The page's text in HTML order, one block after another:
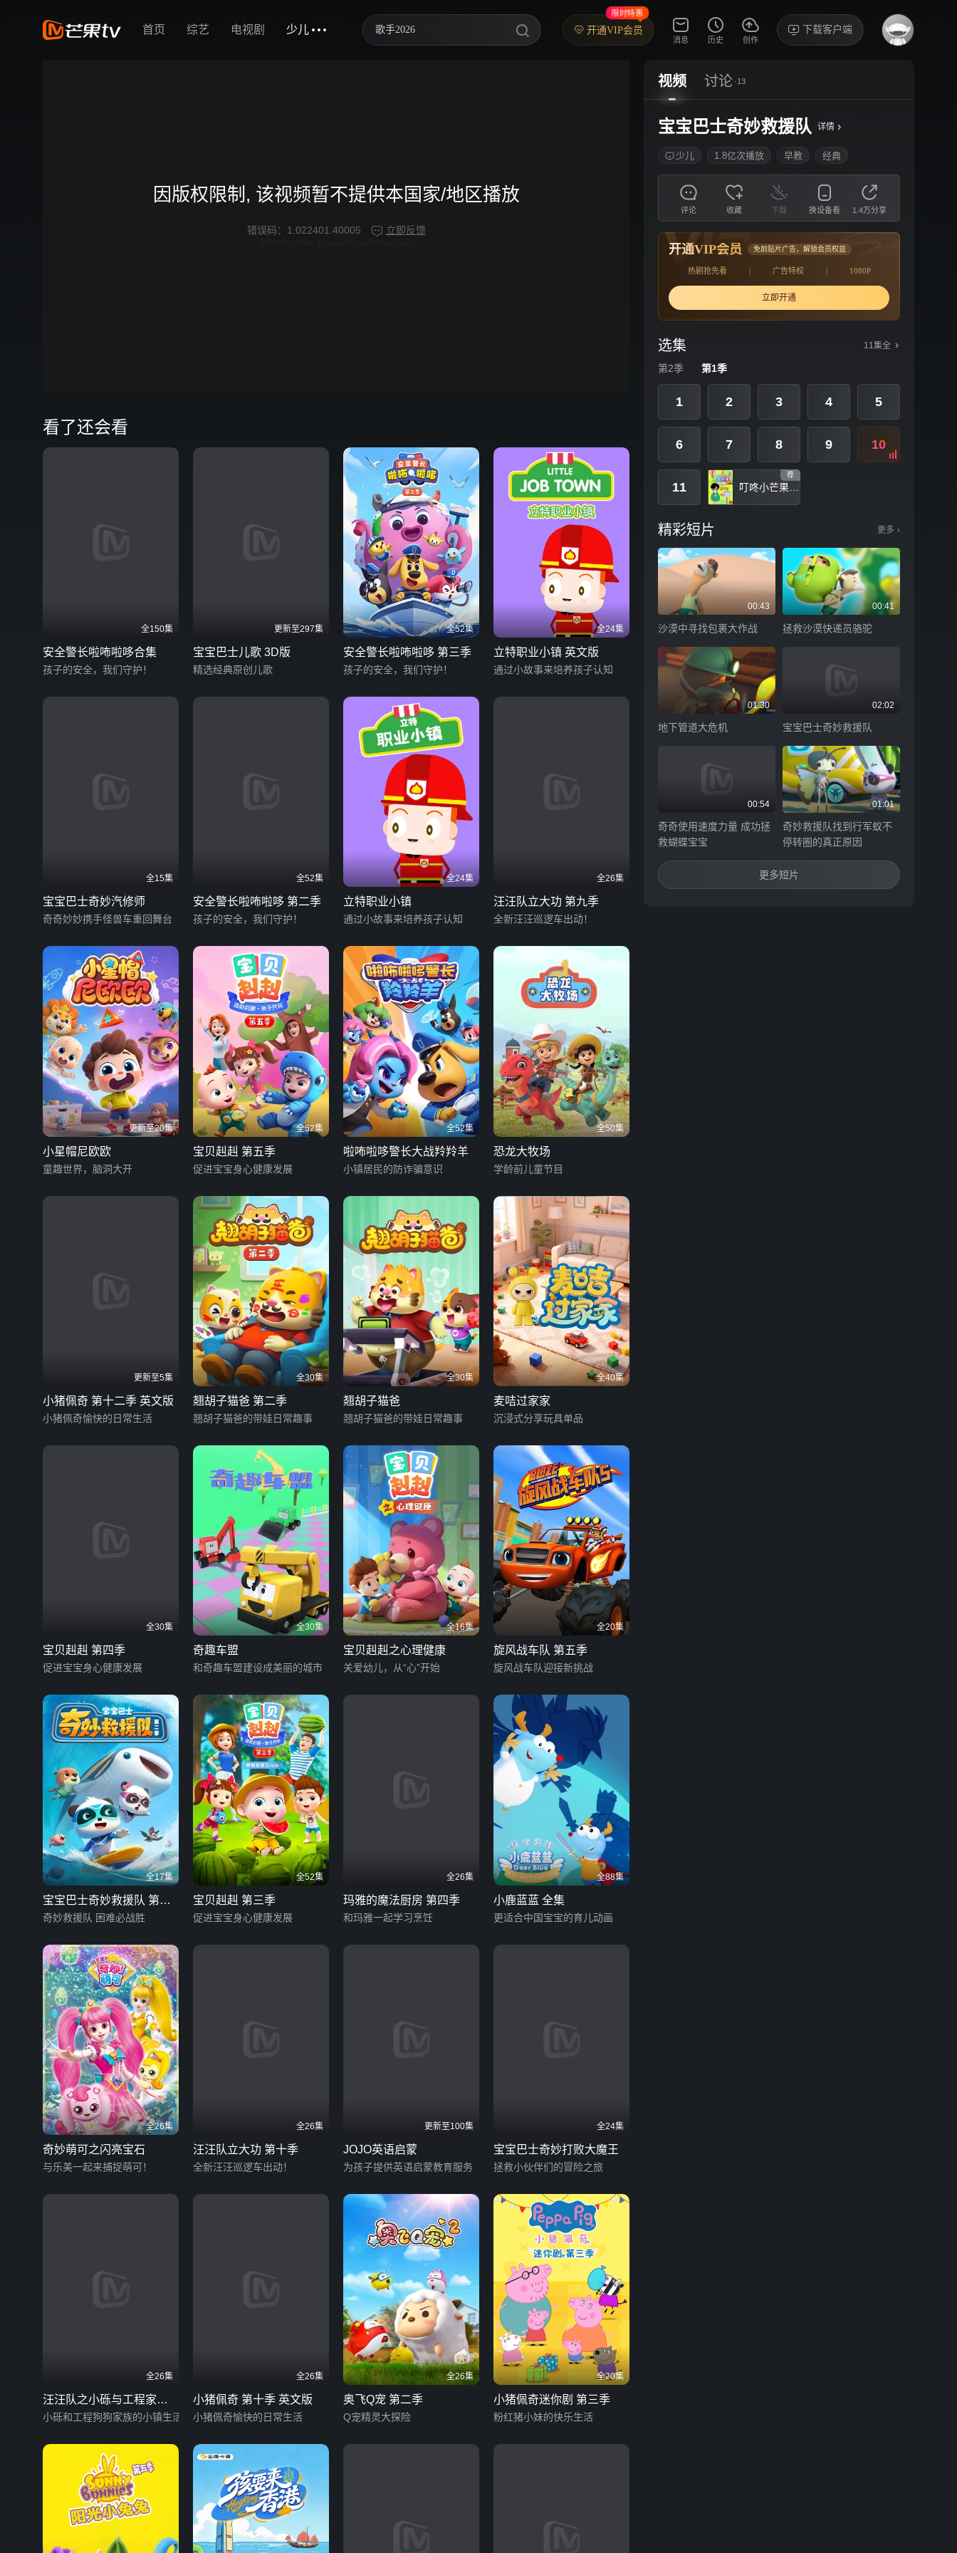
首页 综艺 电视剧 少儿 歌手2026
忙忙碌碌寻宝藏2
开通VIP会员
限时特惠
消息 历史 创作
下载客户端
因版权限制, 该视频暂不提供本国家/地区播放
错误码： 1.022401.40005 立即反馈
看了还会看
全150集
安全警长啦咘啦哆合集
孩子的安全，我们守护！
更新至297集
宝宝巴士儿歌 3D版
精选经典原创儿歌
全52集
安全警长啦咘啦哆 第三季
孩子的安全，我们守护！
全24集
立特职业小镇 英文版
通过小故事来培养孩子认知
全15集
宝宝巴士奇妙汽修师
奇奇妙妙携手怪兽车重回舞台
全52集
安全警长啦咘啦哆 第二季
孩子的安全，我们守护！
全24集
立特职业小镇
通过小故事来培养孩子认知
全26集
汪汪队立大功 第九季
全新汪汪巡逻车出动！
更新至20集
小星帽尼欧欧
童趣世界，脑洞大开
全52集
宝贝赳赳 第五季
促进宝宝身心健康发展
全52集
啦咘啦哆警长大战羚羚羊
小镇居民的防诈骗意识
全50集
恐龙大牧场
学龄前儿童节目
更新至5集
小猪佩奇 第十二季 英文版
小猪佩奇愉快的日常生活
全30集
翘胡子猫爸 第二季
翘胡子猫爸的带娃日常趣事
全30集
翘胡子猫爸
翘胡子猫爸的带娃日常趣事
全40集
麦咭过家家
沉浸式分享玩具单品
全30集
宝贝赳赳 第四季
促进宝宝身心健康发展
全30集
奇趣车盟
和奇趣车盟建设成美丽的城市
全16集
宝贝赳赳之心理健康
关爱幼儿，从“心”开始
全20集
旋风战车队 第五季
旋风战车队迎接新挑战
全17集
宝宝巴士奇妙救援队 第二
季
奇妙救援队 困难必战胜
全52集
宝贝赳赳 第三季
促进宝宝身心健康发展
全26集
玛雅的魔法厨房 第四季
和玛雅一起学习烹饪
全88集
小鹿蓝蓝 全集
更适合中国宝宝的育儿动画
全26集
奇妙萌可之闪亮宝石
与乐美一起来捕捉萌可！
全26集
汪汪队立大功 第十季
全新汪汪巡逻车出动！
更新至100集
JOJO英语启蒙
为孩子提供英语启蒙教育服务
全24集
宝宝巴士奇妙打败大魔王
拯救小伙伴们的冒险之旅
全26集
汪汪队之小砾与工程家族
第三季
小砾和工程狗狗家族的小镇生活
全26集
小猪佩奇 第十季 英文版
小猪佩奇愉快的日常生活
全26集
奥飞Q宠 第二季
Q宠精灵大探险
全20集
小猪佩奇迷你剧 第三季
粉红猪小妹的快乐生活
视频 讨论 ·13
宝宝巴士奇妙救援队 详情 ›
少儿 1.8亿次播放 早教 经典
评论 收藏 下载 换设备看 1.4万分享
开通VIP会员 免前贴片广告，解锁会员权益
热剧抢先看 | 广告特权 | 1080P
立即开通
选集 11集全
第2季 第1季
1 2 3 4 5
6 7 8 9 10
11 叮咚小芒果之汉字积木拼拼拼
荐
精彩短片 更多 ›
00:43
沙漠中寻找包裹大作战
00:41
拯救沙漠快递员骆驼
01:30
地下管道大危机
02:02
宝宝巴士奇妙救援队
00:54
奇奇使用速度力量 成功拯
救蝴蝶宝宝
01:01
奇妙救援队找到行军蚁不
停转圈的真正原因
更多短片